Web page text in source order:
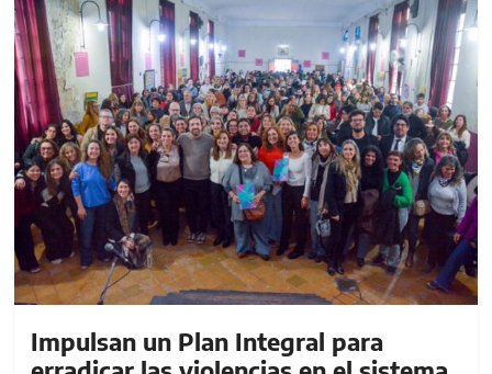
Impulsan un Plan Integral para